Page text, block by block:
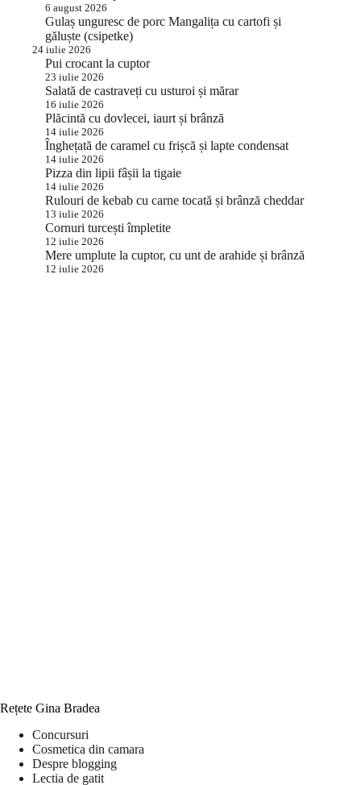
6 august 2026
Gulaș unguresc de porc Mangalița cu cartofi și
găluște (csipetke)
24 iulie 2026
Pui crocant la cuptor
23 iulie 2026
Salată de castraveți cu usturoi și mărar
16 iulie 2026
Plăcintă cu dovlecei, iaurt și brânză
14 iulie 2026
Înghețată de caramel cu frișcă și lapte condensat
14 iulie 2026
Pizza din lipii fâșii la tigaie
14 iulie 2026
Rulouri de kebab cu carne tocată și brânză cheddar
13 iulie 2026
Cornuri turcești împletite
12 iulie 2026
Mere umplute la cuptor, cu unt de arahide și brânză
12 iulie 2026
Rețete Gina Bradea
Concursuri
Cosmetica din camara
Despre blogging
Lectia de gatit